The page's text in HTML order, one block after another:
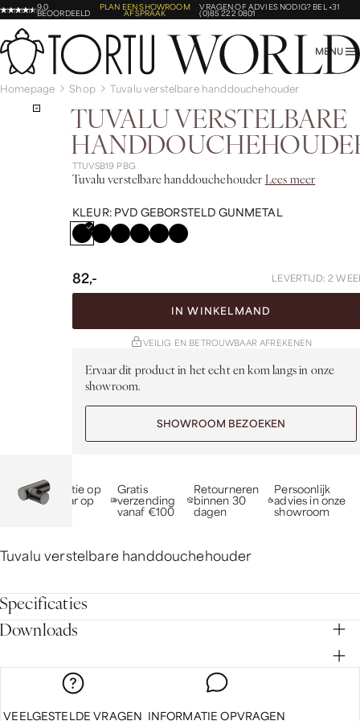
9,0
BEOORDEELD
PLAN EEN SHOWROOM
AFSPRAAK
VRAGEN OF ADVIES NODIG? BEL +31
(0)85 222 0801
MENU
Homepage Shop Tuvalu verstelbare handdouchehouder
TUVALU VERSTELBARE
TTUVSB19 PBG
Tuvalu verstelbare handdouchehouder Lees meer
KLEUR: PVD GEBORSTELD GUNMETAL
82,- LEVERTIJD: 2
IN WINKELMAND
VEILIG EN BETROUWBAAR AFREKENEN
Ervaar dit product in het echt en kom langs in onze
showroom.
SHOWROOM BEZOEKEN
10 jaar garantie op
inbouw, 5 jaar op
Gratis
verzending
vanaf €100
Retourneren
binnen 30
dagen
Persoonlijk
advies in onze
showroom
Tuvalu verstelbare handdouchehouder
VEELGESTELDE VRAGEN INFORMATIE OPVRAGEN